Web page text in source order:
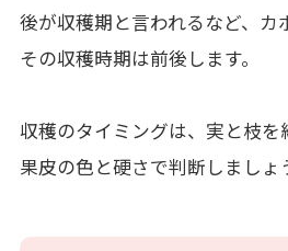
後が収穫期と言われるなど、カ
その収穫時期は前後します。
収穫のタイミングは、実と枝
果皮の色と硬さで判断しましょ